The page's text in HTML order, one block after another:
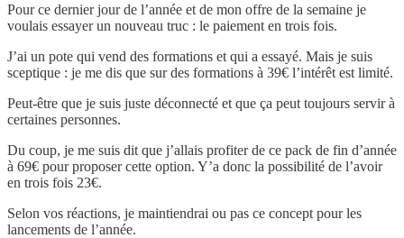
Pour ce dernier jour de l’année et de mon offre de la semaine je
voulais essayer un nouveau truc : le paiement en trois fois.
J’ai un pote qui vend des formations et qui a essayé. Mais je suis
sceptique : je me dis que sur des formations à 39€ l’intérêt est limité.
Peut-être que je suis juste déconnecté et que ça peut toujours servir à
certaines personnes.
Du coup, je me suis dit que j’allais profiter de ce pack de fin d’année
à 69€ pour proposer cette option. Y’a donc la possibilité de l’avoir
en trois fois 23€.
Selon vos réactions, je maintiendrai ou pas ce concept pour les
lancements de l’année.